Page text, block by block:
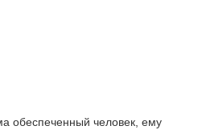
обеспеченный человек, ему